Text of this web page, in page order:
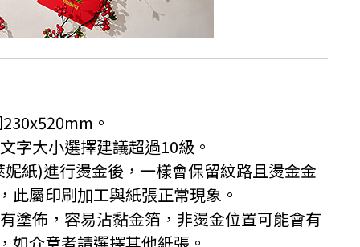
。
字大小選擇建議超過10級。
紙)進行燙金後，一樣會保留紋路且燙金金
此屬印刷加工與紙張正常現象。
塗佈，容易沾黏金箔，非燙金位置可能會有